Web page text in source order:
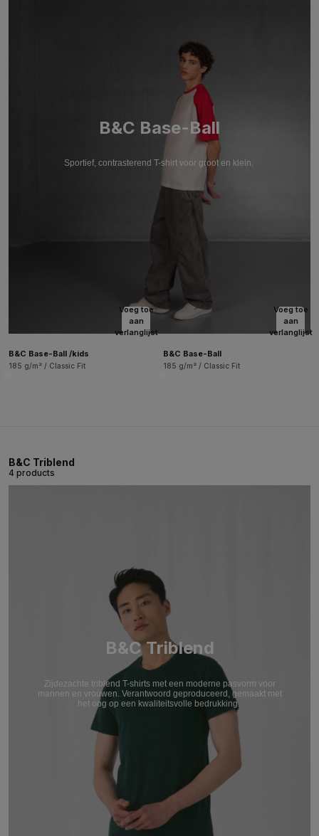
B&C Base-Ball
Sportief, contrasterend T-shirt voor groot en klein.
Voeg toe
aan
verlanglijst
B&C Base-Ball /kids
185 g/m² / Classic Fit
Voeg toe
aan
verlanglijst
B&C Base-Ball
185 g/m² / Classic Fit
B&C Triblend
4 products
B&C Triblend
Zijdezachte triblend T-shirts met een moderne pasvorm voor
mannen en vrouwen. Verantwoord geproduceerd, gemaakt met
het oog op een kwaliteitsvolle bedrukking.